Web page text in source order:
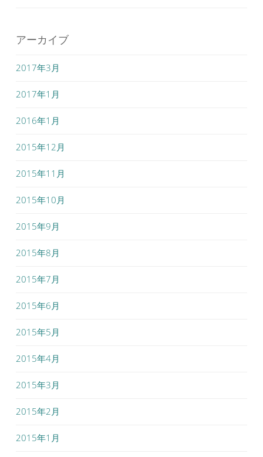
アーカイブ
2017年3月
2017年1月
2016年1月
2015年12月
2015年11月
2015年10月
2015年9月
2015年8月
2015年7月
2015年6月
2015年5月
2015年4月
2015年3月
2015年2月
2015年1月